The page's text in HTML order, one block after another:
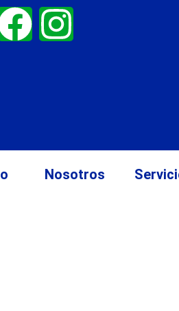
Nosotros